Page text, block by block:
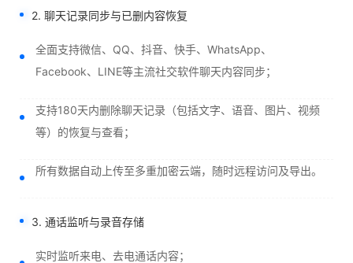
2. 聊天记录同步与已删内容恢复
全面支持微信、QQ、抖音、快手、WhatsApp、
Facebook、LINE等主流社交软件聊天内容同步；
支持180天内删除聊天记录（包括文字、语音、图片、视频
等）的恢复与查看；
所有数据自动上传至多重加密云端，随时远程访问及导出。
3. 通话监听与录音存储
实时监听来电、去电通话内容；